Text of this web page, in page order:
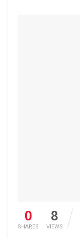
0
SHARES
8
VIEWS